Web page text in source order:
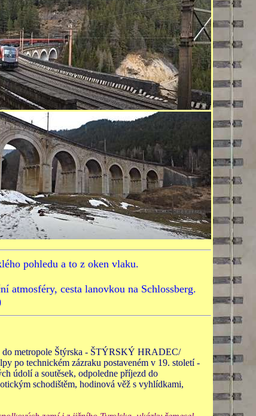
pohledu a to z oken vlaku.
atmosféry, cesta lanovkou na Schlossberg.
do metropole Štýrska - ŠTÝRSKÝ HRADEC/
po technickém zázraku postaveném v 19. století -
údolí a soutěsek, odpoledne příjezd do
schodištěm, hodinová věž s vyhlídkami,